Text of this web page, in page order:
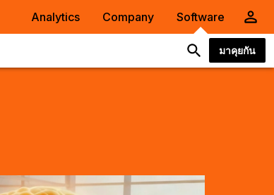
Analytics Company Software
มาคุยกัน